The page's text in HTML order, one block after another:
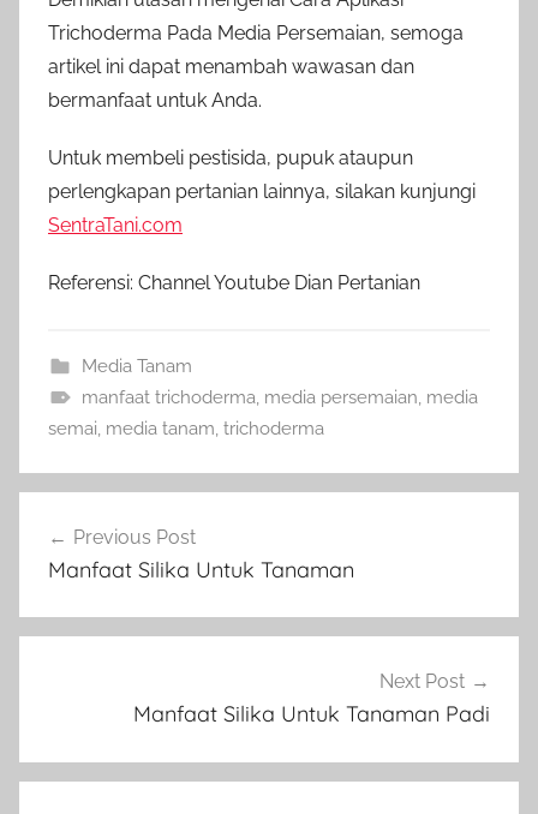
Trichoderma Pada Media Persemaian, semoga
artikel ini dapat menambah wawasan dan
bermanfaat untuk Anda.
Untuk membeli pestisida, pupuk ataupun
perlengkapan pertanian lainnya, silakan kunjungi
SentraTani.com
Referensi: Channel Youtube Dian Pertanian
Media Tanam
manfaat trichoderma media persemaian media
semai media tanam trichoderma
pos
Previous Post
Manfaat Silika Untuk Tanaman
Next Post
Manfaat Silika Untuk Tanaman Padi